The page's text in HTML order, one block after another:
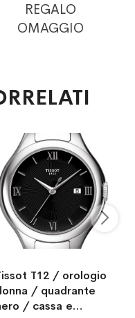
REGALO
OMAGGIO
T12 / orologio
/ quadrante
/ cassa e